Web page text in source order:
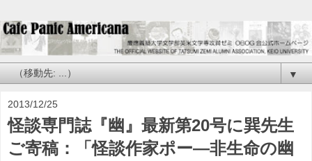
▼
2013/12/25
怪談専門誌『幽』最新第20号に巽先生
ご寄稿：「怪談作家ポー—非生命の幽